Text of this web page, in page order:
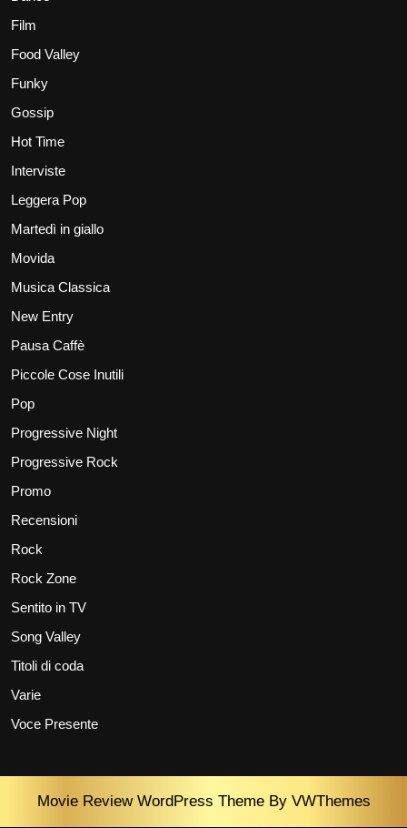
Film
Food Valley
Funky
Gossip
Hot Time
Interviste
Leggera Pop
Martedì in giallo
Movida
Musica Classica
New Entry
Pausa Caffè
Piccole Cose Inutili
Pop
Progressive Night
Progressive Rock
Promo
Recensioni
Rock
Rock Zone
Sentito in TV
Song Valley
Titoli di coda
Varie
Voce Presente
Movie Review WordPress Theme By VWThemes